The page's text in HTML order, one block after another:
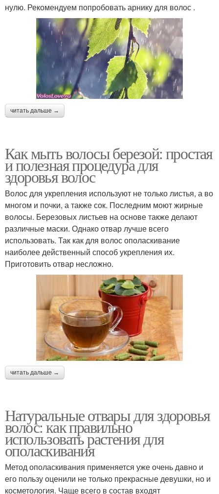
нулю. Рекомендуем попробовать арнику для волос .
читать дальше →
Как мыть волосы березой: простая
и полезная процедура для
здоровья волос
Волос для укрепления используют не только листья, а во
многом и почки, а также сок. Последним моют жирные
волосы. Березовых листьев на основе также делают
различные маски. Однако отвар лучше всего
использовать. Так как для волос ополаскивание
наиболее действенный способ укрепления их.
Приготовить отвар несложно.
читать дальше →
Натуральные отвары для здоровья
волос: как правильно
использовать растения для
ополаскивания
Метод ополаскивания применяется уже очень давно и
его пользу оценили не только прекрасные девушки, но и
косметология. Чаще всего в состав входят